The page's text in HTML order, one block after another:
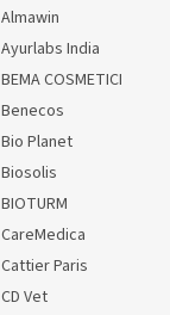
Almawin
Ayurlabs India
BEMA COSMETICI
Benecos
Bio Planet
Biosolis
BIOTURM
CareMedica
Cattier Paris
CD Vet